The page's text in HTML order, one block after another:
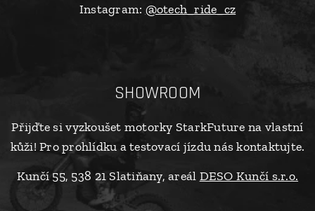
Instagram: @otech_ride_cz
SHOWROOM
Přijďte si vyzkoušet motorky StarkFuture na vlastní
kůži! Pro prohlídku a testovací jízdu nás kontaktujte.
Kunčí 55, 538 21 Slatiňany, areál DESO Kunčí s.r.o.